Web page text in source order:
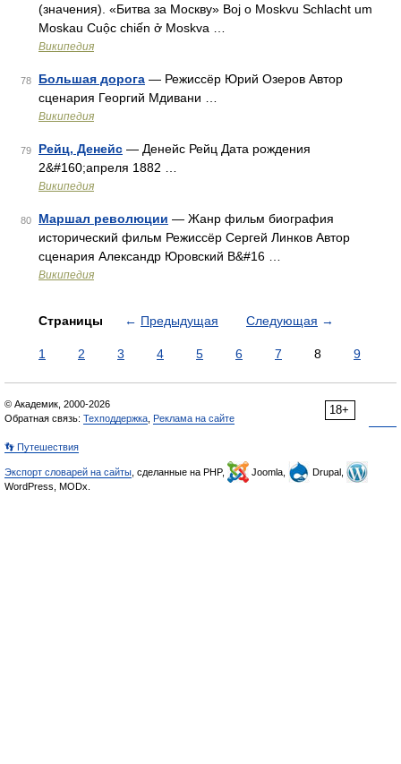
(значения). «Битва за Москву» Boj o Moskvu Schlacht um
Moskau Cuộc chiến ở Moskva …
Википедия
78 Большая дорога — Режиссёр Юрий Озеров Автор
сценария Георгий Мдивани …
Википедия
79 Рейц, Денейс — Денейс Рейц Дата рождения
2&#160;апреля 1882 …
Википедия
80 Маршал революции — Жанр фильм биография
исторический фильм Режиссёр Сергей Линков Автор
сценария Александр Юровский В&#16 …
Википедия
Страницы ← Предыдущая Следующая →
1 2 3 4 5 6 7 8 9
18+
© Академик, 2000-2026
Обратная связь: Техподдержка Реклама на сайте
👣 Путешествия
Экспорт словарей на сайты , сделанные на PHP, Joomla,
Drupal,
WordPress, MODx.